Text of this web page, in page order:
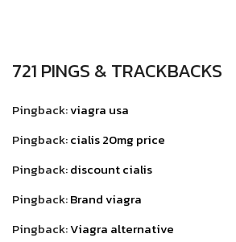
721 PINGS & TRACKBACKS
Pingback:viagra usa
Pingback:cialis 20mg price
Pingback:discount cialis
Pingback:Brand viagra
Pingback:Viagra alternative